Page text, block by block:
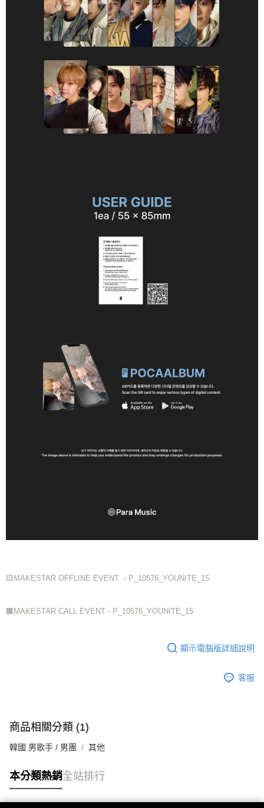
🟨MAKESTAR OFFLINE EVENT - P_10576_YOUNITE_15
🟫MAKESTAR CALL EVENT - P_10576_YOUNITE_15
顯示電腦版詳細說明
客服
商品相關分類 (1)
韓國 男歌手 / 男團 其他
本分類熱銷全站排行